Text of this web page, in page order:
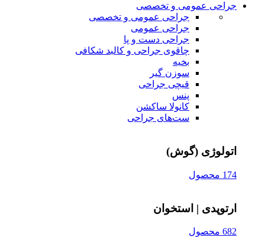
جراحی عمومی و تخصصی
جراحی عمومی و تخصصی
جراحی عمومی
جراحی دست و پا
چاقوی جراحی و کالبد شکافی
بخیه
سوزن‌ گیر
قیچی‌ جراحی
پنس
کانولا ساکشن
ست‌های جراحی
اتولوژی (گوش)
174 محصول
ارتوپدی | استخوان
682 محصول